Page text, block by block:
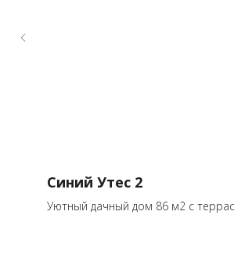
Синий Утес 2
Уютный дачный дом 86 м2 с